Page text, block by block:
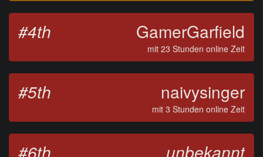
#4th GamerGarfield
mit 23 Stunden online Zeit
#5th naivysinger
mit 3 Stunden online Zeit
#6th unbekannt